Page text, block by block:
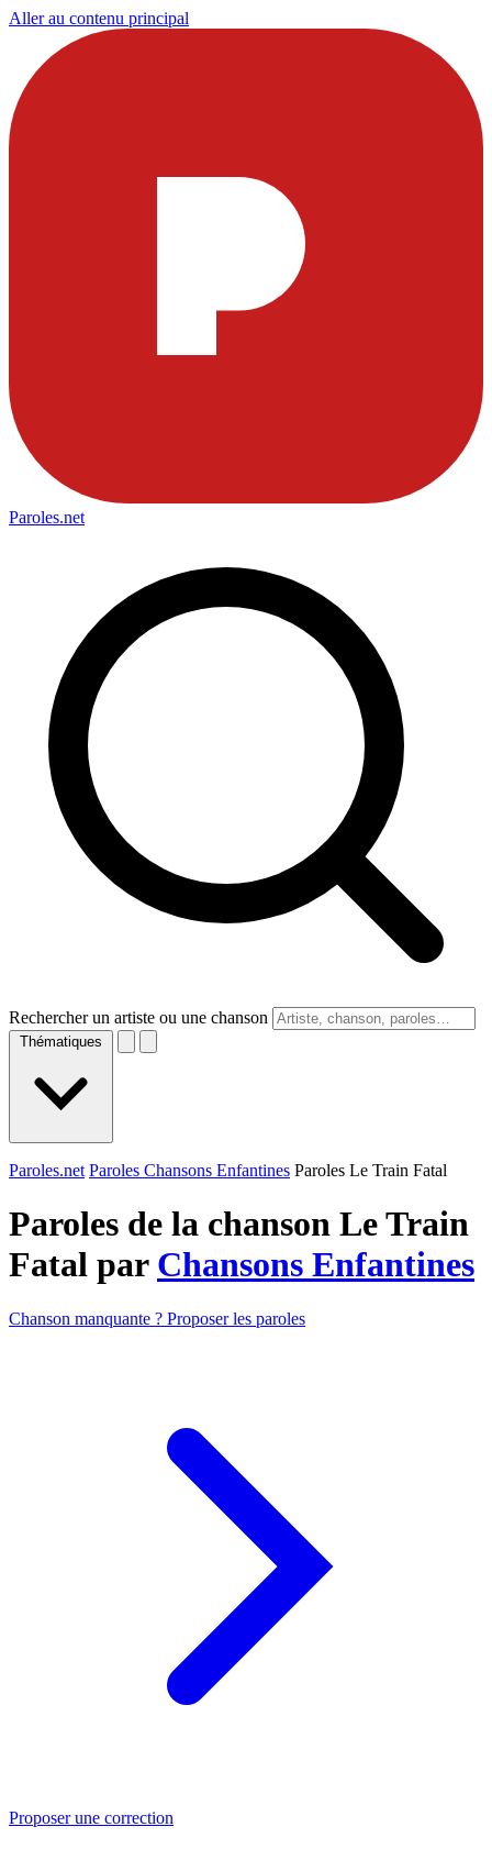
Aller au contenu principal
Paroles.net
Rechercher un artiste ou une chanson
Thématiques
Paroles.net Paroles Chansons Enfantines Paroles Le Train Fatal
Paroles de la chanson Le Train
Fatal par Chansons Enfantines
Chanson manquante ? Proposer les paroles
Proposer une correction